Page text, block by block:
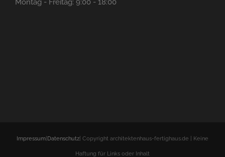
Montag - Freitag: 9:00 - 18:00
Impressum Datenschutz | Copyright architektenhaus-fertighaus.de | Keine
Haftung für Links oder Inhalt